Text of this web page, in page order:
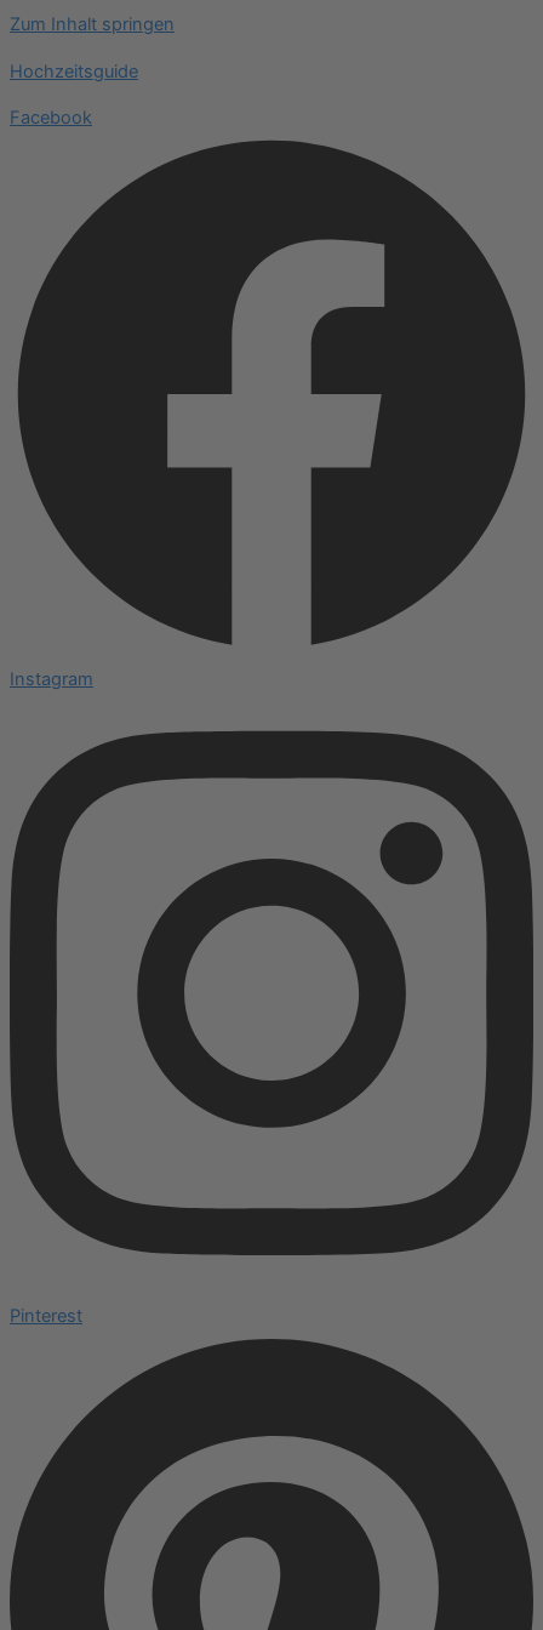
Zum Inhalt springen
Hochzeitsguide
Facebook
Instagram
Pinterest